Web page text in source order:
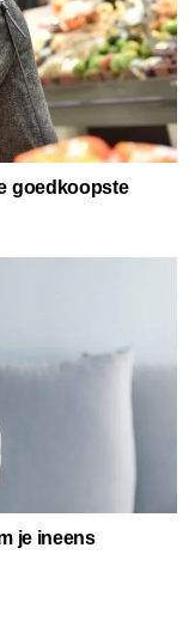
goedkoopste
je ineens